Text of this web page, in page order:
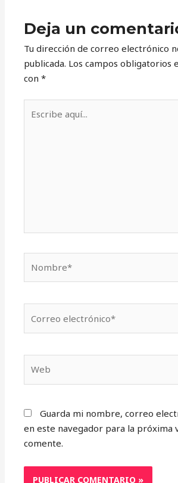
Deja un
Tu dirección de correo electrónico
publicada. Los campos obligatorios
con*
aquí...
electrónico*
Guarda mi nombre, correo
en este navegador para la próxima
comente.